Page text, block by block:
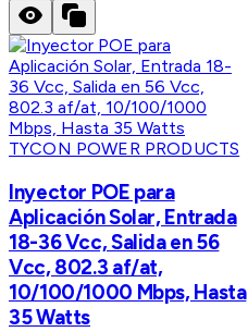
TYCON POWER PRODUCTS
Inyector POE para
Aplicación Solar, Entrada
18-36 Vcc, Salida en 56
Vcc, 802.3 af/at,
10/100/1000 Mbps, Hasta
35 Watts